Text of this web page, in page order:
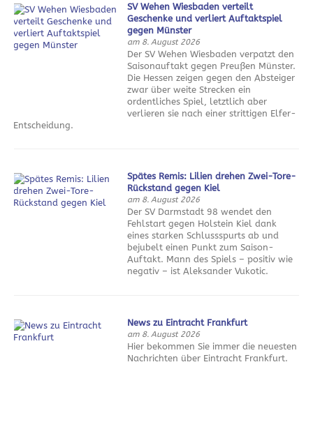
SV Wehen Wiesbaden verteilt
Geschenke und verliert Auftaktspiel
gegen Münster
am 8. August 2026
Der SV Wehen Wiesbaden verpatzt den
Saisonauftakt gegen Preußen Münster.
Die Hessen zeigen gegen den Absteiger
zwar über weite Strecken ein
ordentliches Spiel, letztlich aber
verlieren sie nach einer strittigen Elfer-
Entscheidung.
Spätes Remis: Lilien drehen Zwei-Tore-
Rückstand gegen Kiel
am 8. August 2026
Der SV Darmstadt 98 wendet den
Fehlstart gegen Holstein Kiel dank
eines starken Schlussspurts ab und
bejubelt einen Punkt zum Saison-
Auftakt. Mann des Spiels – positiv wie
negativ – ist Aleksander Vukotic.
News zu Eintracht Frankfurt
am 8. August 2026
Hier bekommen Sie immer die neuesten
Nachrichten über Eintracht Frankfurt.